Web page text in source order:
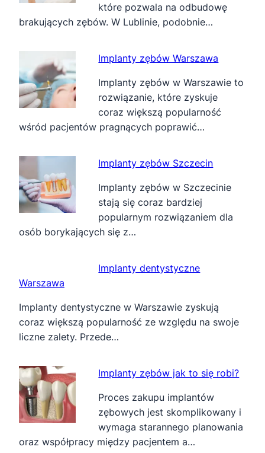
które pozwala na odbudowę
brakujących zębów. W Lublinie, podobnie…
Implanty zębów Warszawa
Implanty zębów w Warszawie to
rozwiązanie, które zyskuje
coraz większą popularność
wśród pacjentów pragnących poprawić…
Implanty zębów Szczecin
Implanty zębów w Szczecinie
stają się coraz bardziej
popularnym rozwiązaniem dla
osób borykających się z…
Implanty dentystyczne
Warszawa
Implanty dentystyczne w Warszawie zyskują
coraz większą popularność ze względu na swoje
liczne zalety. Przede…
Implanty zębów jak to się robi?
Proces zakupu implantów
zębowych jest skomplikowany i
wymaga starannego planowania
oraz współpracy między pacjentem a…